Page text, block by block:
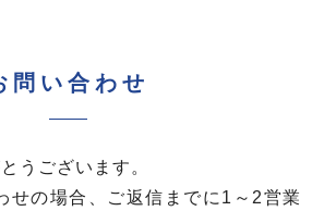
問い合わせ
うございます。
せの場合、ご返信までに1～2営業